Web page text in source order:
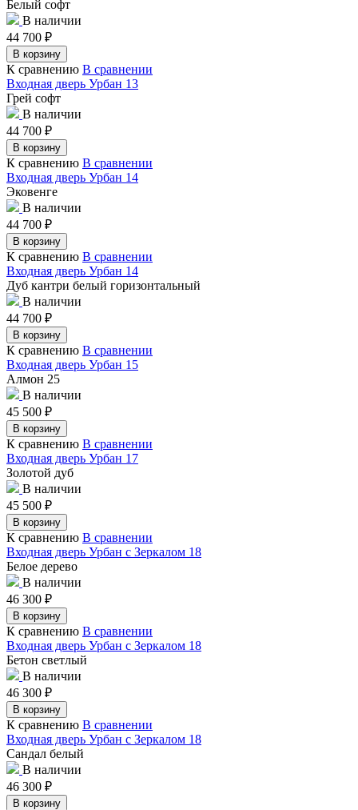
Белый софт
В наличии
44 700 ₽
В корзину
К сравнению В сравнении
Входная дверь Урбан 13
Грей софт
В наличии
44 700 ₽
В корзину
К сравнению В сравнении
Входная дверь Урбан 14
Эковенге
В наличии
44 700 ₽
В корзину
К сравнению В сравнении
Входная дверь Урбан 14
Дуб кантри белый горизонтальный
В наличии
44 700 ₽
В корзину
К сравнению В сравнении
Входная дверь Урбан 15
Алмон 25
В наличии
45 500 ₽
В корзину
К сравнению В сравнении
Входная дверь Урбан 17
Золотой дуб
В наличии
45 500 ₽
В корзину
К сравнению В сравнении
Входная дверь Урбан с Зеркалом 18
Белое дерево
В наличии
46 300 ₽
В корзину
К сравнению В сравнении
Входная дверь Урбан с Зеркалом 18
Бетон светлый
В наличии
46 300 ₽
В корзину
К сравнению В сравнении
Входная дверь Урбан с Зеркалом 18
Сандал белый
В наличии
46 300 ₽
В корзину